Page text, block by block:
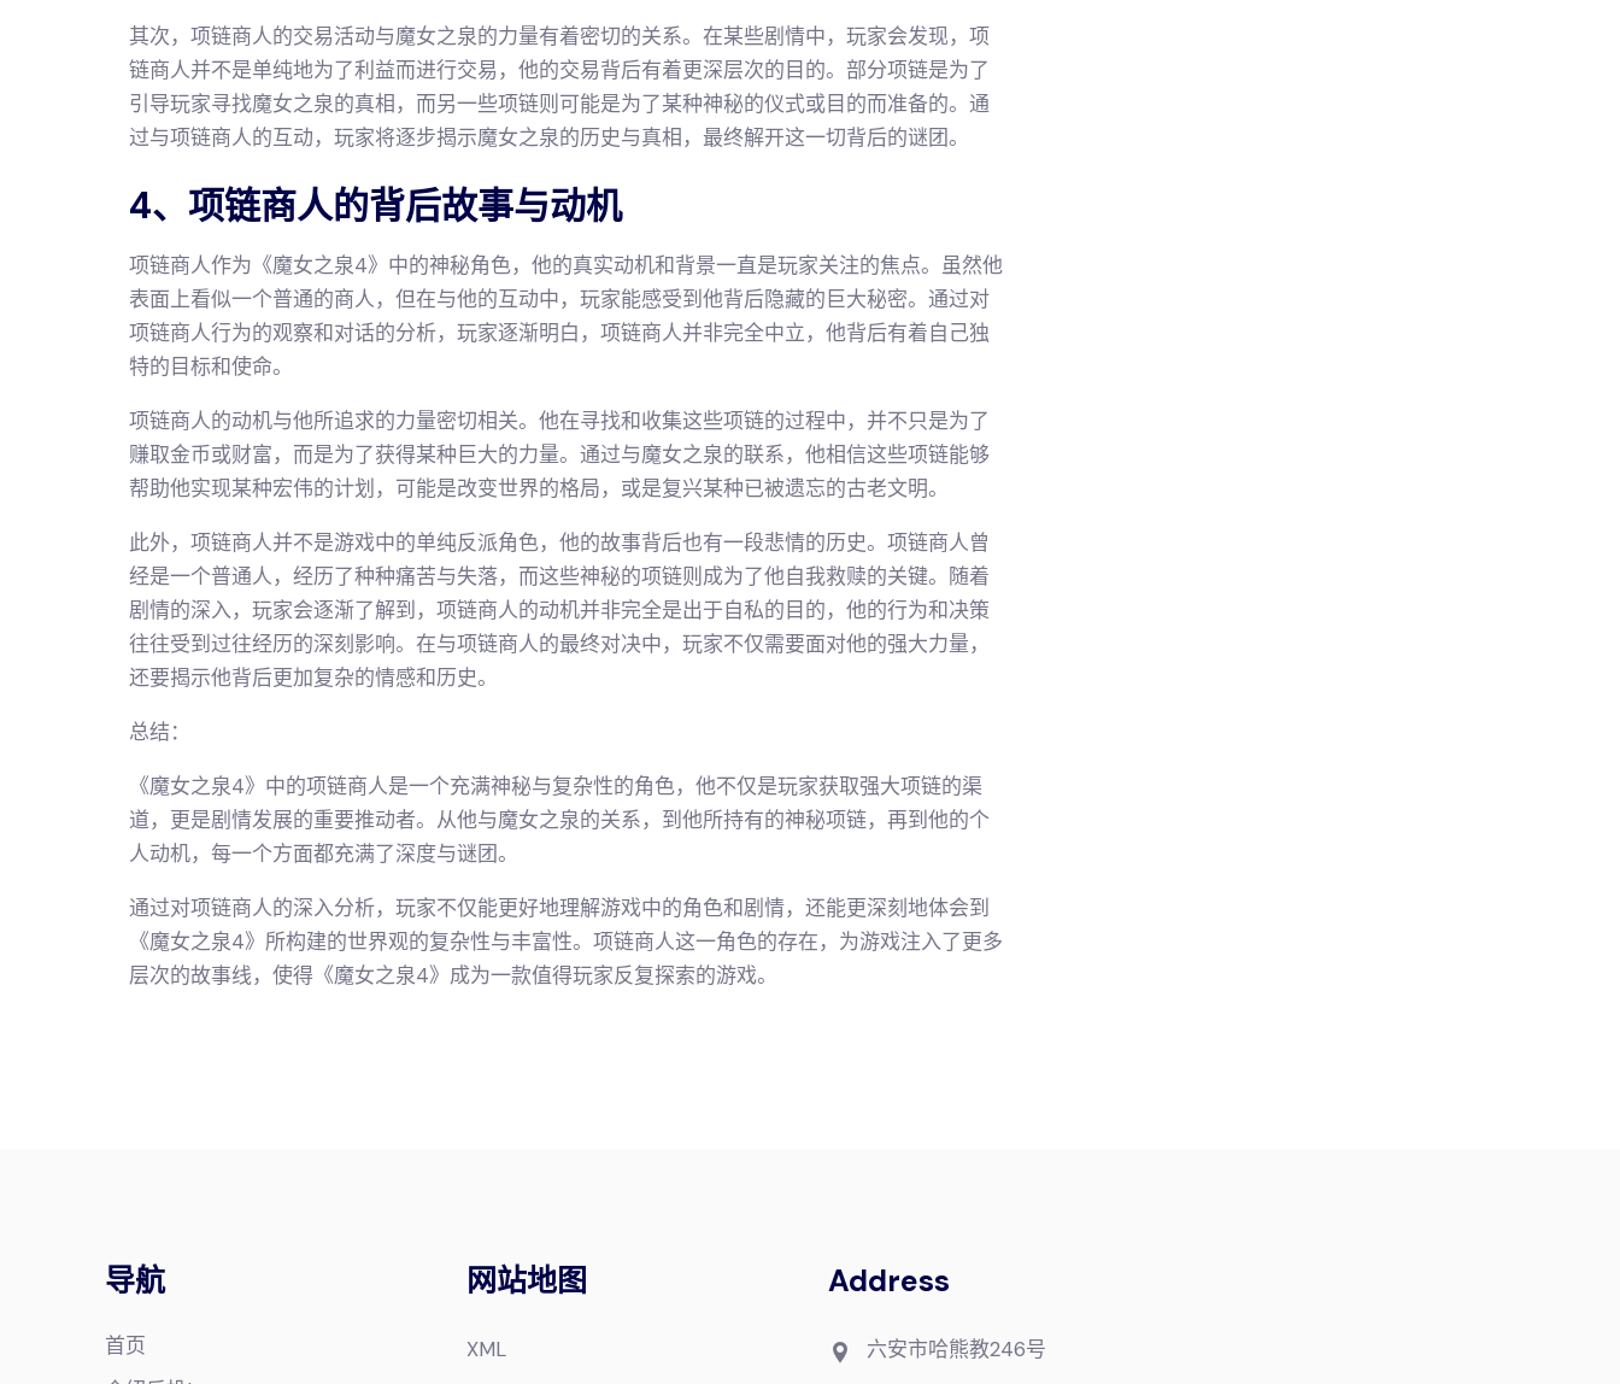
其次，项链商人的交易活动与魔女之泉的力量有着密切的关系。在某些剧情中，玩家会发现，项
链商人并不是单纯地为了利益而进行交易，他的交易背后有着更深层次的目的。部分项链是为了
引导玩家寻找魔女之泉的真相，而另一些项链则可能是为了某种神秘的仪式或目的而准备的。通
过与项链商人的互动，玩家将逐步揭示魔女之泉的历史与真相，最终解开这一切背后的谜团。
4、项链商人的背后故事与动机
项链商人作为《魔女之泉4》中的神秘角色，他的真实动机和背景一直是玩家关注的焦点。虽然他
表面上看似一个普通的商人，但在与他的互动中，玩家能感受到他背后隐藏的巨大秘密。通过对
项链商人行为的观察和对话的分析，玩家逐渐明白，项链商人并非完全中立，他背后有着自己独
特的目标和使命。
项链商人的动机与他所追求的力量密切相关。他在寻找和收集这些项链的过程中，并不只是为了
赚取金币或财富，而是为了获得某种巨大的力量。通过与魔女之泉的联系，他相信这些项链能够
帮助他实现某种宏伟的计划，可能是改变世界的格局，或是复兴某种已被遗忘的古老文明。
此外，项链商人并不是游戏中的单纯反派角色，他的故事背后也有一段悲情的历史。项链商人曾
经是一个普通人，经历了种种痛苦与失落，而这些神秘的项链则成为了他自我救赎的关键。随着
剧情的深入，玩家会逐渐了解到，项链商人的动机并非完全是出于自私的目的，他的行为和决策
往往受到过往经历的深刻影响。在与项链商人的最终对决中，玩家不仅需要面对他的强大力量，
还要揭示他背后更加复杂的情感和历史。
总结：
《魔女之泉4》中的项链商人是一个充满神秘与复杂性的角色，他不仅是玩家获取强大项链的渠
道，更是剧情发展的重要推动者。从他与魔女之泉的关系，到他所持有的神秘项链，再到他的个
人动机，每一个方面都充满了深度与谜团。
通过对项链商人的深入分析，玩家不仅能更好地理解游戏中的角色和剧情，还能更深刻地体会到
《魔女之泉4》所构建的世界观的复杂性与丰富性。项链商人这一角色的存在，为游戏注入了更多
层次的故事线，使得《魔女之泉4》成为一款值得玩家反复探索的游戏。
导航
首页
网站地图
XML
Address
六安市哈熊教246号